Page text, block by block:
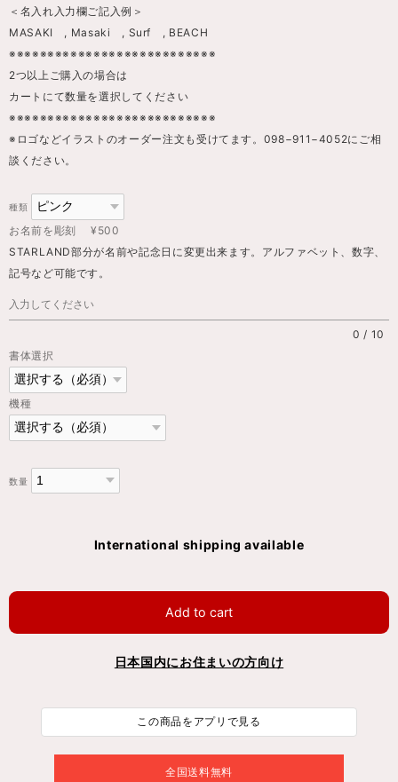
＜名入れ入力欄ご記入例＞
MASAKI , Masaki , Surf , BEACH
※※※※※※※※※※※※※※※※※※※※※※※※※※※
2つ以上ご購入の場合は
カートにて数量を選択してください
※※※※※※※※※※※※※※※※※※※※※※※※※※※
※ロゴなどイラストのオーダー注文も受けてます。098−911−4052にご相
談ください。
種類
お名前を彫刻 ¥500
STARLAND部分が名前や記念日に変更出来ます。アルファベット、数字、
記号など可能です。
0 / 10
書体選択
機種
数量
International shipping available
Add to cart
日本国内にお住まいの方向け
この商品をアプリで見る
全国送料無料